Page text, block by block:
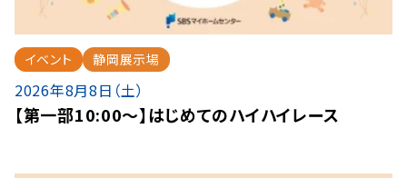
イベント 静岡展示場
2026年8月8日（土）
【第一部10:00～】はじめてのハイハイレース